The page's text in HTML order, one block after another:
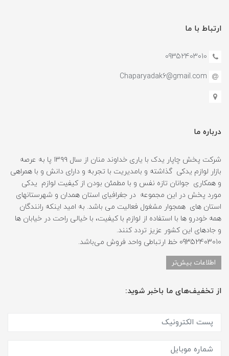
ارتباط با ما
09352403010
Chaparyadak6@gmail.com
درباره ما
شرکت پخش چاپار یدک با یاری خداوند منان از سال ۱۳۹۹ پا به عرصه
بازار لوازم یدکی گذاشته و بامدیریت با تجربه و دارای دانش و با همراهی
و همکاری جوانان تازه نفس و با مطمئن بودن از کیفیت لوازم یدکی
مورد پخش در این مجموعه در جغرافیای استان همدان و شهرستانهای
استان های همجوار مشغول فعالیت می باشد. به امید اینکه رانندگان
همه خودرو ها با استفاده از لوازم با کیفیت، با خیالی راحت در خیابان ها
و جادهای این کشور عزیز تردد کنند.
09352403010 خط ارتباطی واحد فروش می‌باشد.
اطلاعات بیش‌تر
از تخفیف‌های ما باخبر شوید: